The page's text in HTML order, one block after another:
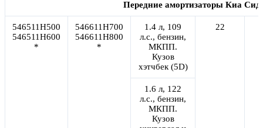
Передние амортизаторы Киа
546511H500
546511H600
*
546611H700
546611H800
*
1.4 л, 109
л.с., бензин,
МКПП.
Кузов
хэтчбек (5D)
22
1.6 л, 122
л.с., бензин,
МКПП.
Кузов